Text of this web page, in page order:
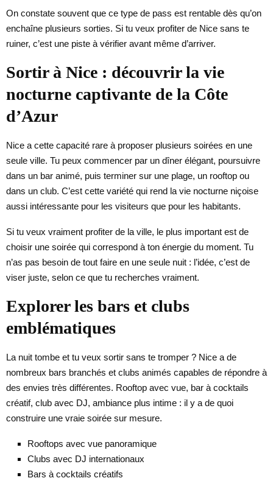
On constate souvent que ce type de pass est rentable dès qu’on
enchaîne plusieurs sorties. Si tu veux profiter de Nice sans te
ruiner, c’est une piste à vérifier avant même d’arriver.
Sortir à Nice : découvrir la vie
nocturne captivante de la Côte
d’Azur
Nice a cette capacité rare à proposer plusieurs soirées en une
seule ville. Tu peux commencer par un dîner élégant, poursuivre
dans un bar animé, puis terminer sur une plage, un rooftop ou
dans un club. C’est cette variété qui rend la vie nocturne niçoise
aussi intéressante pour les visiteurs que pour les habitants.
Si tu veux vraiment profiter de la ville, le plus important est de
choisir une soirée qui correspond à ton énergie du moment. Tu
n’as pas besoin de tout faire en une seule nuit : l’idée, c’est de
viser juste, selon ce que tu recherches vraiment.
Explorer les bars et clubs
emblématiques
La nuit tombe et tu veux sortir sans te tromper ? Nice a de
nombreux bars branchés et clubs animés capables de répondre à
des envies très différentes. Rooftop avec vue, bar à cocktails
créatif, club avec DJ, ambiance plus intime : il y a de quoi
construire une vraie soirée sur mesure.
Rooftops avec vue panoramique
Clubs avec DJ internationaux
Bars à cocktails créatifs